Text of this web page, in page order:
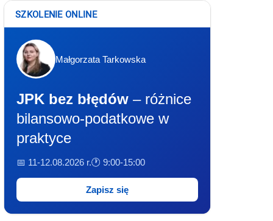
SZKOLENIE ONLINE
Małgorzata Tarkowska
JPK bez błędów – różnice
bilansowo-podatkowe w
praktyce
📅 11-12.08.2026 r.🕐 9:00-15:00
Zapisz się